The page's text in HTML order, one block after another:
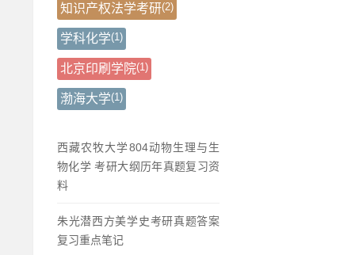
知识产权法学考研(2)
学科化学(1)
北京印刷学院(1)
渤海大学(1)
西藏农牧大学804动物生理与生
物化学 考研大纲历年真题复习资
料
朱光潜西方美学史考研真题答案
复习重点笔记